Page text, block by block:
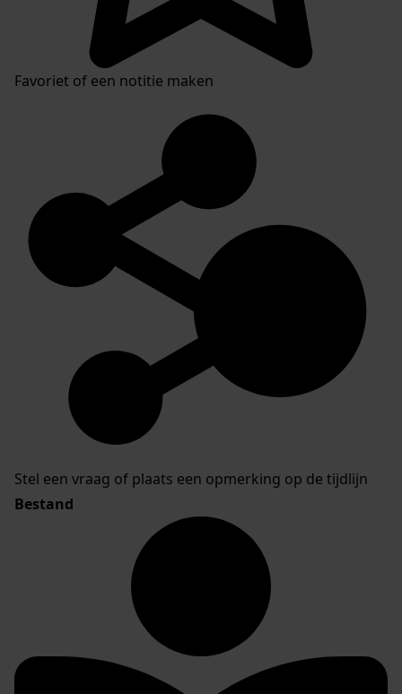
Favoriet of een notitie maken
Stel een vraag of plaats een opmerking op de tijdlijn
Bestand